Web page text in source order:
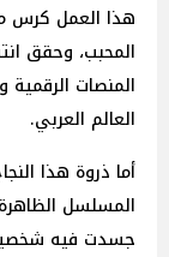
هذا العمل كرس
المحبب، وحقق
المنصات
العالم العربي.
أما ذروة هذا
المسلسل الظاهرة
جسدت فيه